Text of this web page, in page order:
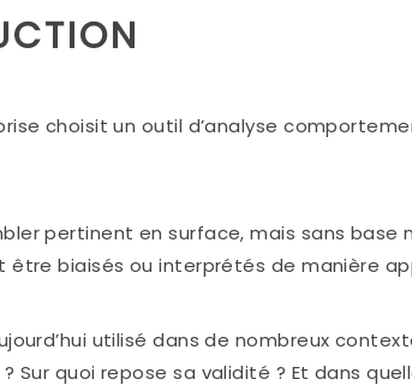
choisit un outil d’analyse
pertinent en surface, mais sans base
être biaisés ou interprétés de manière
utilisé dans de nombreux
Sur quoi repose sa validité ? Et dans